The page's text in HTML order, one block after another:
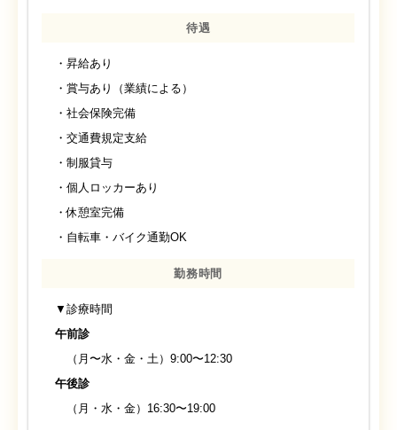
待遇
・昇給あり
・賞与あり（業績による）
・社会保険完備
・交通費規定支給
・制服貸与
・個人ロッカーあり
・休憩室完備
・自転車・バイク通勤OK
勤務時間
▼診療時間
午前診
（月〜水・金・土）9:00〜12:30
午後診
（月・水・金）16:30〜19:00